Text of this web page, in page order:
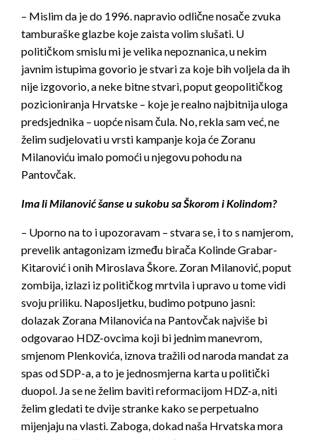
– Mislim da je do 1996. napravio odlične nosače zvuka
tamburaške glazbe koje zaista volim slušati. U
političkom smislu mi je velika nepoznanica, u nekim
javnim istupima govorio je stvari za koje bih voljela da ih
nije izgovorio, a neke bitne stvari, poput geopolitičkog
pozicioniranja Hrvatske – koje je realno najbitnija uloga
predsjednika – uopće nisam čula. No, rekla sam već, ne
želim sudjelovati u vrsti kampanje koja će Zoranu
Milanoviću imalo pomoći u njegovu pohodu na
Pantovčak.
Ima li Milanović šanse u sukobu sa Škorom i Kolindom?
– Uporno na to i upozoravam – stvara se, i to s namjerom,
prevelik antagonizam između birača Kolinde Grabar-
Kitarović i onih Miroslava Škore. Zoran Milanović, poput
zombija, izlazi iz političkog mrtvila i upravo u tome vidi
svoju priliku. Naposljetku, budimo potpuno jasni:
dolazak Zorana Milanovića na Pantovčak najviše bi
odgovarao HDZ-ovcima koji bi jednim manevrom,
smjenom Plenkovića, iznova tražili od naroda mandat za
spas od SDP-a, a to je jednosmjerna karta u politički
duopol. Ja se ne želim baviti reformacijom HDZ-a, niti
želim gledati te dvije stranke kako se perpetualno
mijenjaju na vlasti. Zaboga, dokad naša Hrvatska mora